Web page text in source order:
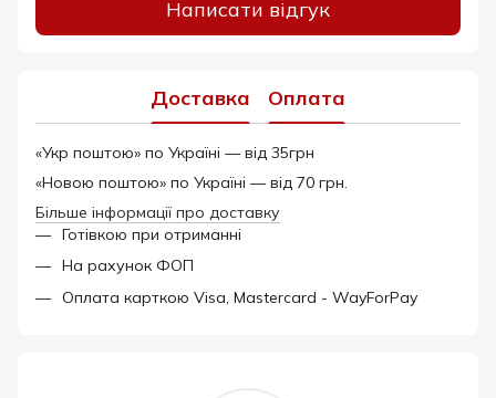
Написати відгук
Доставка Оплата
«Укр поштою» по Україні — від 35грн
«Новою поштою» по Україні — від 70 грн.
Більше інформації про доставку
Готівкою при отриманні
На рахунок ФОП
Оплата карткою Visa, Mastercard - WayForPay